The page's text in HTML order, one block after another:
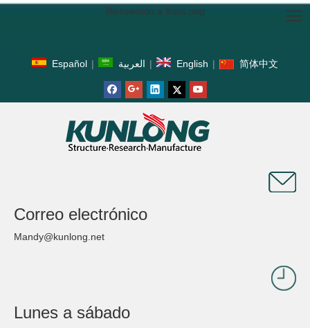
Bienvenido a KunLong
Español | العربية | English | 简体中文
Correo electrónico
Mandy@kunlong.net
Lunes a sábado